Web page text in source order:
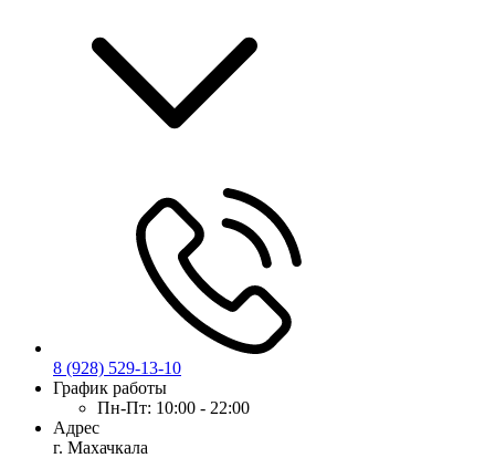
8 (928) 529-13-10
График работы
Пн-Пт: 10:00 - 22:00
Адрес
г. Махачкала